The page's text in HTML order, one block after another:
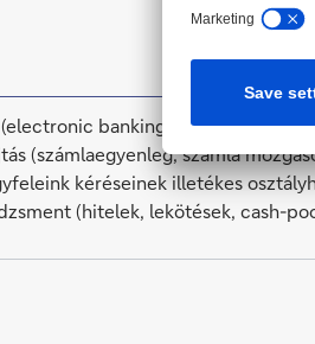
banking, egyedi és
(számlaegyenleg, számla
kéréseinek illetékes
(hitelek, lekötések, cash-